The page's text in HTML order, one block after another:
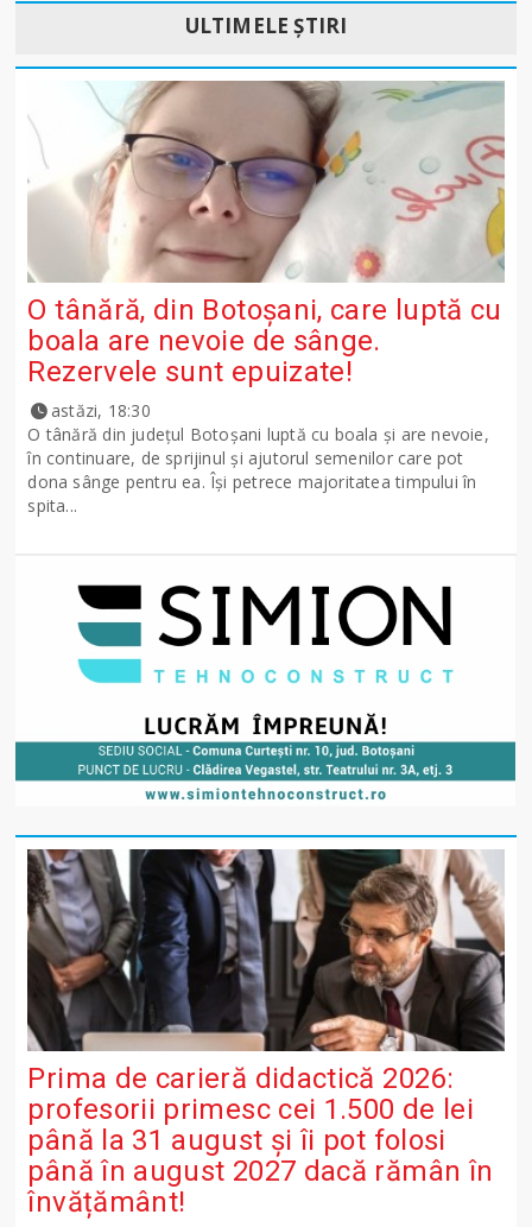
ULTIMELE ȘTIRI
O tânără, din Botoșani, care luptă cu
boala are nevoie de sânge.
Rezervele sunt epuizate!
astăzi, 18:30
O tânără din județul Botoșani luptă cu boala și are nevoie,
în continuare, de sprijinul și ajutorul semenilor care pot
dona sânge pentru ea. Își petrece majoritatea timpului în
spita...
Prima de carieră didactică 2026:
profesorii primesc cei 1.500 de lei
până la 31 august și îi pot folosi
până în august 2027 dacă rămân în
învățământ!